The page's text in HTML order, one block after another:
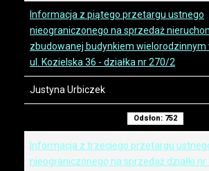
Informacja z piątego przetargu ustnego
nieograniczonego na sprzedaż
zbudowanej budynkiem wielorodzinnym
ul. Kozielska 36 - działka nr 270/2
Justyna Urbiczek
Odsłon: 752
Informacja z trzeciego przetargu
nieograniczonego na sprzedaż działki